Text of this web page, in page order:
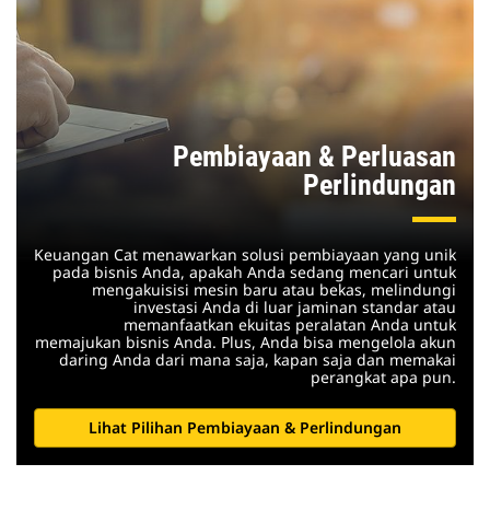
Pembiayaan & Perluasan
Perlindungan
Keuangan Cat menawarkan solusi pembiayaan yang unik
pada bisnis Anda, apakah Anda sedang mencari untuk
mengakuisisi mesin baru atau bekas, melindungi
investasi Anda di luar jaminan standar atau
memanfaatkan ekuitas peralatan Anda untuk
memajukan bisnis Anda. Plus, Anda bisa mengelola akun
daring Anda dari mana saja, kapan saja dan memakai
perangkat apa pun.
Lihat Pilihan Pembiayaan & Perlindungan